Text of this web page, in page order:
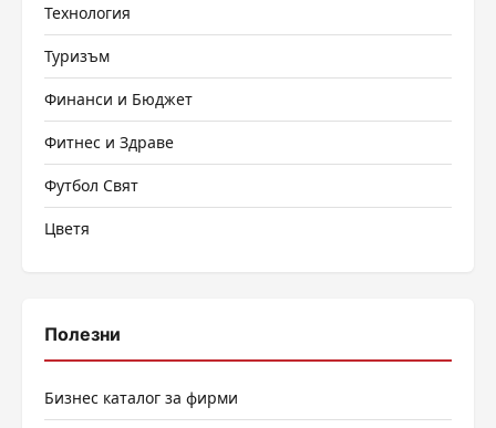
Технология
Туризъм
Финанси и Бюджет
Фитнес и Здраве
Футбол Свят
Цветя
Полезни
Бизнес каталог за фирми